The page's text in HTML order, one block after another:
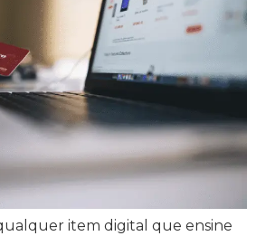
item digital que ensine